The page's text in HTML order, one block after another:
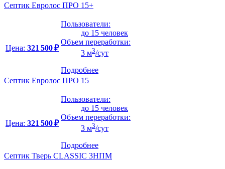
Септик Евролос ПРО 15+
Цена: 321 500 ₽
Пользователи:
до 15 человек
Объем переработки:
3 м3/сут
Подробнее
Септик Евролос ПРО 15
Цена: 321 500 ₽
Пользователи:
до 15 человек
Объем переработки:
3 м3/сут
Подробнее
Септик Тверь CLASSIC 3НПМ